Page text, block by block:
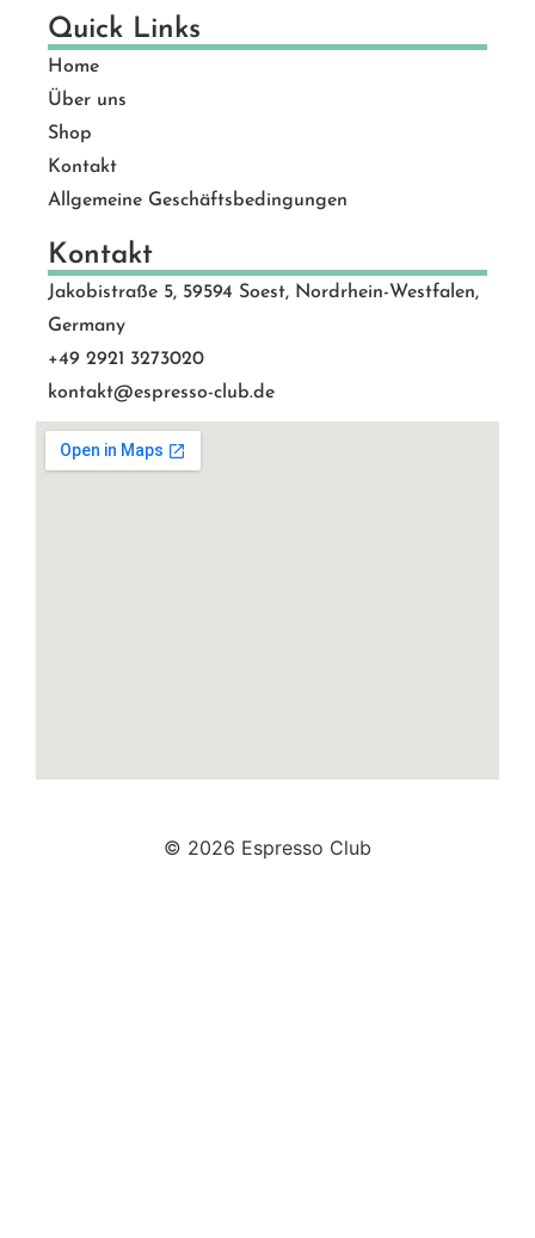
Quick Links
Home
Über uns
Shop
Kontakt
Allgemeine Geschäftsbedingungen
Kontakt
Jakobistraße 5, 59594 Soest, Nordrhein-Westfalen,
Germany
+49 2921 3273020
kontakt@espresso-club.de
© 2026 Espresso Club